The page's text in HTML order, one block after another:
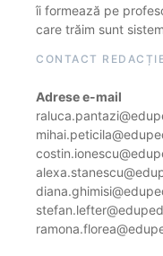
îi formează pe
care trăim sunt
CONTACT
Adrese e-mail